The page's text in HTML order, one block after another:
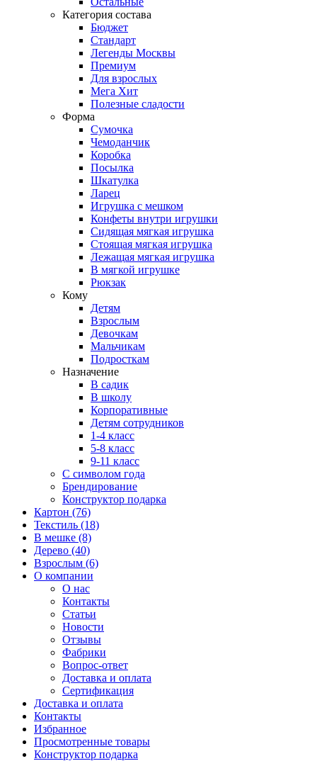
Категория состава
Бюджет
Стандарт
Легенды Москвы
Премиум
Для взрослых
Мега Хит
Полезные сладости
Форма
Сумочка
Чемоданчик
Коробка
Посылка
Шкатулка
Ларец
Игрушка с мешком
Конфеты внутри игрушки
Сидящая мягкая игрушка
Стоящая мягкая игрушка
Лежащая мягкая игрушка
В мягкой игрушке
Рюкзак
Кому
Детям
Взрослым
Девочкам
Мальчикам
Подросткам
Назначение
В садик
В школу
Корпоративные
Детям сотрудников
1-4 класс
5-8 класс
9-11 класс
С символом года
Брендирование
Конструктор подарка
Картон (76)
Текстиль (18)
В мешке (8)
Дерево (40)
Взрослым (6)
О компании
О нас
Контакты
Статьи
Новости
Отзывы
Фабрики
Вопрос-ответ
Доставка и оплата
Сертификация
Доставка и оплата
Контакты
Избранное
Просмотренные товары
Конструктор подарка